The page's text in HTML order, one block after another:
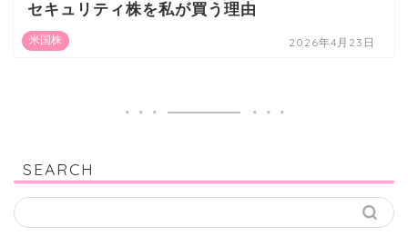
米国株
セキュリティ株を私が買う理由
2026年4月23日
SEARCH